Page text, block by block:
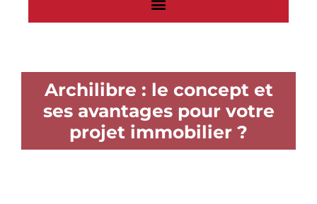
Archilibre : le concept et
ses avantages pour votre
projet immobilier ?